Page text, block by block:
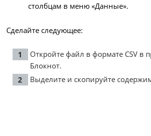
столбцам в меню «Данные».
Сделайте следующее:
Откройте файл в формате CSV в
Блокнот.
Выделите и скопируйте